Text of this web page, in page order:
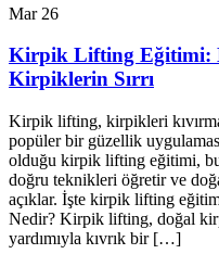
Mar 26
Kirpik Lifting Eğitimi:
Kirpiklerin Sırrı
Kirpik lifting, kirpikleri
popüler bir güzellik
olduğu kirpik lifting eğitimi,
doğru teknikleri öğretir ve
açıklar. İşte kirpik lifting
Nedir? Kirpik lifting, doğal
yardımıyla kıvrık bir […]